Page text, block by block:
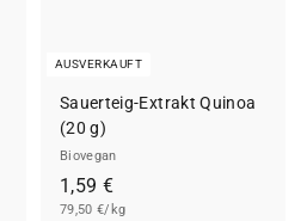
AUSVERKAUFT
Sauerteig-Extrakt Quinoa
(20 g)
Biovegan
1,59 €1
,
79,50 €/kg